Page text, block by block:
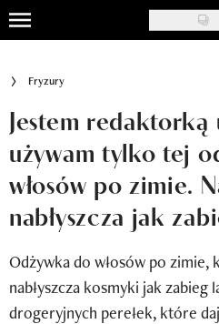
Skip
to
content
Styl życia
Nasze akcje
Inspiracje
Recenzje kosmetyków
Fryzury
Jestem
używam tylko tej
włosów po zimie.
nabłyszcza jak
Odżywka do włosów po zimie,
nabłyszcza kosmyki jak zabieg
drogeryjnych perełek, które